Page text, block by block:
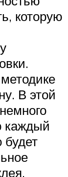
которую
В этой
каждый
будет